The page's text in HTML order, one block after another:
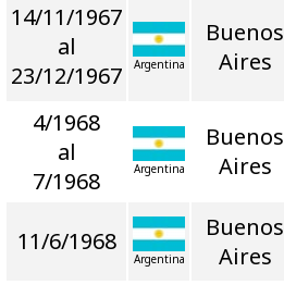
14/11/1967
al
23/12/1967
Argentina
Buenos
Aires
4/1968
al
7/1968
Argentina
Buenos
Aires
11/6/1968
Argentina
Buenos
Aires